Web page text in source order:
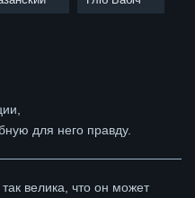
для него правду.
велика, что он может